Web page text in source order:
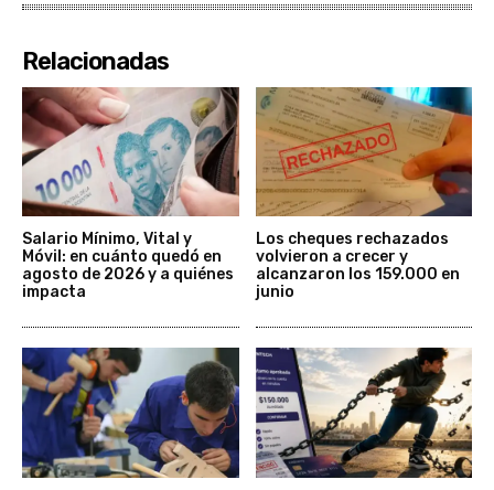
Relacionadas
Salario Mínimo, Vital y
Móvil: en cuánto quedó en
agosto de 2026 y a quiénes
impacta
Los cheques rechazados
volvieron a crecer y
alcanzaron los 159.000 en
junio